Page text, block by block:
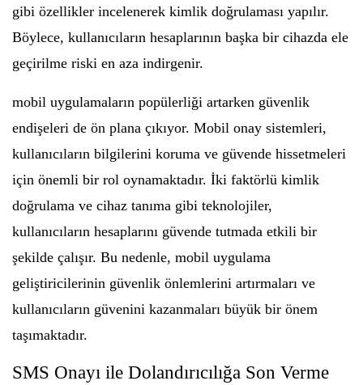
gibi özellikler incelenerek kimlik doğrulaması yapılır.
Böylece, kullanıcıların hesaplarının başka bir cihazda ele
geçirilme riski en aza indirgenir.
mobil uygulamaların popülerliği artarken güvenlik
endişeleri de ön plana çıkıyor. Mobil onay sistemleri,
kullanıcıların bilgilerini koruma ve güvende hissetmeleri
için önemli bir rol oynamaktadır. İki faktörlü kimlik
doğrulama ve cihaz tanıma gibi teknolojiler,
kullanıcıların hesaplarını güvende tutmada etkili bir
şekilde çalışır. Bu nedenle, mobil uygulama
geliştiricilerinin güvenlik önlemlerini artırmaları ve
kullanıcıların güvenini kazanmaları büyük bir önem
taşımaktadır.
SMS Onayı ile Dolandırıcılığa Son Verme